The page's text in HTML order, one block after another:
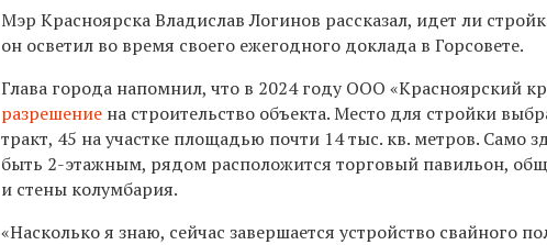
Мэр Красноярска Владислав Логинов рассказал, идет ли
он осветил во время своего ежегодного доклада в Горсовете.
Глава города напомнил, что в 2024 годуООО «Красноярский
разрешение на строительство объекта. Место для стройки
тракт, 45 на участке площадью почти 14 тыс. кв. метров. Само
быть 2-этажным, рядом расположится торговый павильон,
и стены колумбария.
«Насколько я знаю, сейчас завершается устройство свайного